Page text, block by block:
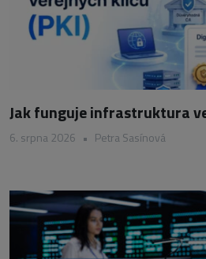
Jak funguje infrastruktura
6. srpna 2026 • Petra Sasínová